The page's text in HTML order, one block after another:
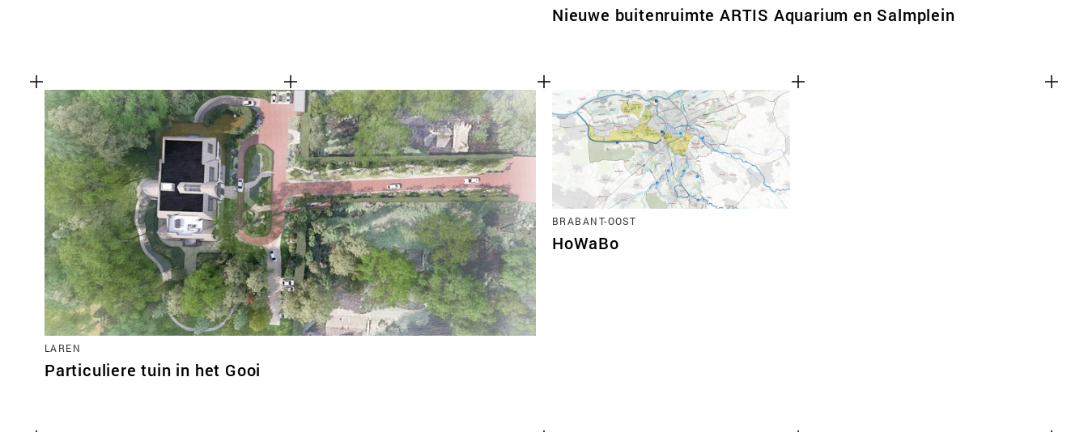
Nieuwe buitenruimte ARTIS Aquarium en Salmplein
LAREN
Particuliere tuin in het Gooi
BRABANT-OOST
HoWaBo